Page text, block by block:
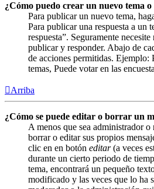
¿Cómo puedo crear un nuevo tema
Para publicar un nuevo tema,
Para publicar una respuesta a un
respuesta”. Seguramente
publicar y responder. Abajo de
de acciones permitidas. Ejemplo:
temas, Puede votar en las
Arriba
¿Cómo se puede editar o borrar un
A menos que sea administrador
borrar o editar sus propios
clic en en botón editar(a veces
durante un cierto periodo de
tema, encontrará un pequeño
modificado y las veces que lo ha